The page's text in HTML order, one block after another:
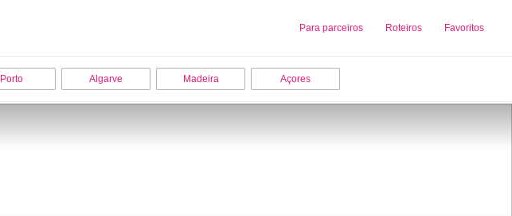
Para parceiros Roteiros Favoritos
Sobre nós Adicionar uma Empresa
Porto Algarve Madeira Açores